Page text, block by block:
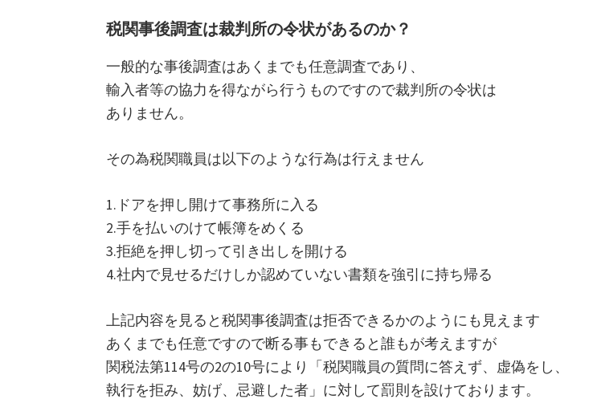
税関事後調査は裁判所の令状があるのか？
一般的な事後調査はあくまでも任意調査であり、
輸入者等の協力を得ながら行うものですので裁判所の令状は
ありません。
その為税関職員は以下のような行為は行えません
1.ドアを押し開けて事務所に入る
2.手を払いのけて帳簿をめくる
3.拒絶を押し切って引き出しを開ける
4.社内で見せるだけしか認めていない書類を強引に持ち帰る
上記内容を見ると税関事後調査は拒否できるかのようにも見えます
あくまでも任意ですので断る事もできると誰もが考えますが
関税法第114号の2の10号により「税関職員の質問に答えず、虚偽をし、
執行を拒み、妨げ、忌避した者」に対して罰則を設けております。